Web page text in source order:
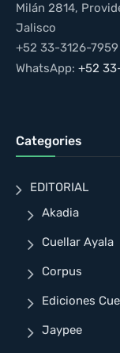
Milán 2814,
Jalisco
+52 33-3126-7959
WhatsApp: +52
Categories
EDITORIAL
Akadia
Cuellar Ayala
Corpus
Ediciones
Jaypee